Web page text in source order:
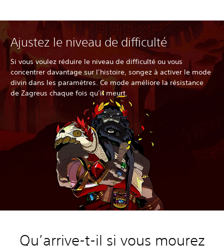
Ajustez le niveau de difficulté
Si vous voulez réduire le niveau de difficulté ou vous
concentrer davantage sur l’histoire, songez à activer le mode
divin dans les paramètres. Ce mode améliore la résistance
de Zagreus chaque fois qu’il meurt.
Qu’arrive-t-il si vous mourez